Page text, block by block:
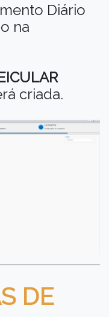
Diário
na
criada.
DE